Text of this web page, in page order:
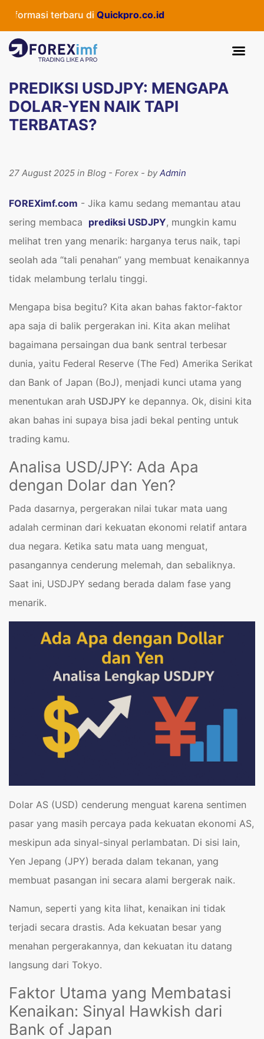
terbaru diQuickpro.co.id
PREDIKSI USDJPY: MENGAPA
DOLAR-YEN NAIK TAPI
TERBATAS?
27 August 2025 in Blog - Forex - byAdmin
FOREXimf.com - Jika kamu sedang memantau atau
sering membaca prediksi USDJPY, mungkin kamu
melihat tren yang menarik: harganya terus naik, tapi
seolah ada “tali penahan” yang membuat kenaikannya
tidak melambung terlalu tinggi.
Mengapa bisa begitu? Kita akan bahas faktor-faktor
apa saja di balik pergerakan ini. Kita akan melihat
bagaimana persaingan dua bank sentral terbesar
dunia, yaitu Federal Reserve (The Fed) Amerika Serikat
dan Bank of Japan (BoJ), menjadi kunci utama yang
menentukan arah USDJPY ke depannya. Ok, disini kita
akan bahas ini supaya bisa jadi bekal penting untuk
trading kamu.
Analisa USD/JPY: Ada Apa
dengan Dolar dan Yen?
Pada dasarnya, pergerakan nilai tukar mata uang
adalah cerminan dari kekuatan ekonomi relatif antara
dua negara. Ketika satu mata uang menguat,
pasangannya cenderung melemah, dan sebaliknya.
Saat ini, USDJPY sedang berada dalam fase yang
menarik.
Dolar AS (USD) cenderung menguat karena sentimen
pasar yang masih percaya pada kekuatan ekonomi AS,
meskipun ada sinyal-sinyal perlambatan. Di sisi lain,
Yen Jepang (JPY) berada dalam tekanan, yang
membuat pasangan ini secara alami bergerak naik.
Namun, seperti yang kita lihat, kenaikan ini tidak
terjadi secara drastis. Ada kekuatan besar yang
menahan pergerakannya, dan kekuatan itu datang
langsung dari Tokyo.
Faktor Utama yang Membatasi
Kenaikan: Sinyal Hawkish dari
Bank of Japan